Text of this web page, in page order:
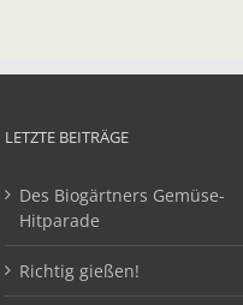
LETZTE BEITRÄGE
Des Biogärtners Gemüse-
Hitparade
Richtig gießen!